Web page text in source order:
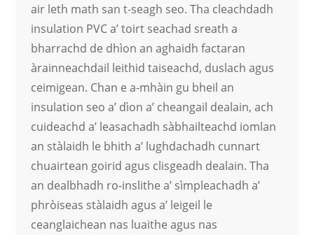
air leth math san t-seagh seo. Tha cleachdadh
insulation PVC a’ toirt seachad sreath a
bharrachd de dhìon an aghaidh factaran
àrainneachdail leithid taiseachd, duslach agus
ceimigean. Chan e a-mhàin gu bheil an
insulation seo a’ dìon a’ cheangail dealain, ach
cuideachd a’ leasachadh sàbhailteachd iomlan
an stàlaidh le bhith a’ lughdachadh cunnart
chuairtean goirid agus clisgeadh dealain. Tha
an dealbhadh ro-inslithe a’ sìmpleachadh a’
phròiseas stàlaidh agus a’ leigeil le
ceanglaichean nas luaithe agus nas